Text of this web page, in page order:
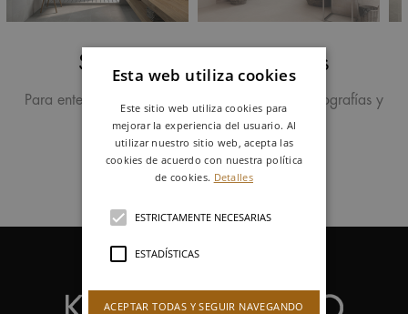
Síguenos en redes sociales
Para enterarte de nuestros últimos proyectos, fotografías y
Esta web utiliza cookies
Este sitio web utiliza cookies para
mejorar la experiencia del usuario. Al
utilizar nuestro sitio web, acepta las
cookies de acuerdo con nuestra política
de cookies. Detalles
ESTRICTAMENTE NECESARIAS
ESTADÍSTICAS
ACEPTAR TODAS Y SEGUIR NAVEGANDO